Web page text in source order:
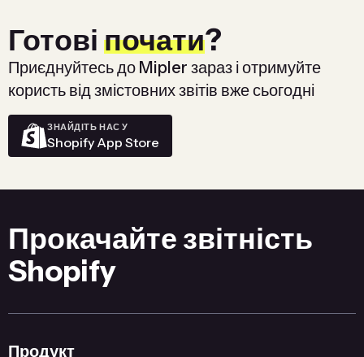
Готові почати?
Приєднуйтесь до Mipler зараз і отримуйте
користь від змістовних звітів вже сьогодні
ЗНАЙДІТЬ НАС У
Shopify App Store
Прокачайте звітність
Shopify
Продукт